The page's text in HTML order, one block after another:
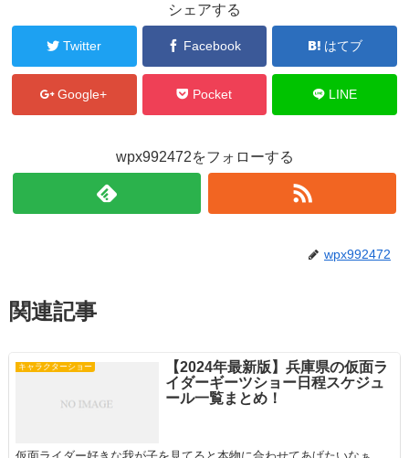
シェアする
Twitter Facebook はてブ
Google+ Pocket LINE
wpx992472をフォローする
wpx992472
関連記事
キャラクターショー
【2024年最新版】兵庫県の仮面ラ
イダーギーツショー日程スケジュ
ール一覧まとめ！